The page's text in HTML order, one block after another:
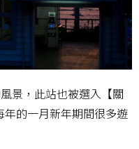
景，此站也被選入【關
的一月新年期間很多遊